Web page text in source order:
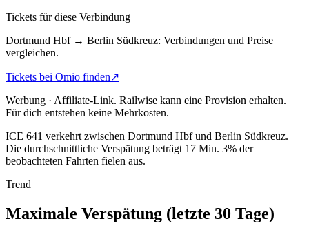
Tickets für diese Verbindung
Dortmund Hbf → Berlin Südkreuz: Verbindungen und Preise
vergleichen.
Tickets bei Omio finden↗
Werbung · Affiliate-Link. Railwise kann eine Provision erhalten.
Für dich entstehen keine Mehrkosten.
ICE 641 verkehrt zwischen Dortmund Hbf und Berlin Südkreuz.
Die durchschnittliche Verspätung beträgt 17 Min. 3% der
beobachteten Fahrten fielen aus.
Trend
Maximale Verspätung (letzte 30 Tage)